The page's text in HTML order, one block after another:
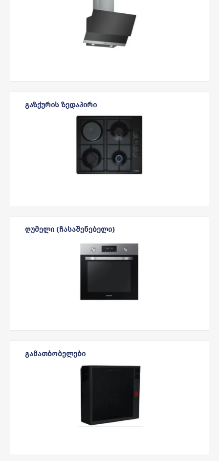
ᲒᲐᲖᲥᲣᲠᲘᲡ ᲖᲔᲓᲐᲞᲘᲠᲘ
ᲦᲣᲛᲔᲚᲘ (ᲩᲐᲡᲐᲨᲔᲜᲔᲑᲔᲚᲘ)
ᲒᲐᲛᲐᲗᲑᲝᲑᲔᲚᲔᲑᲘ